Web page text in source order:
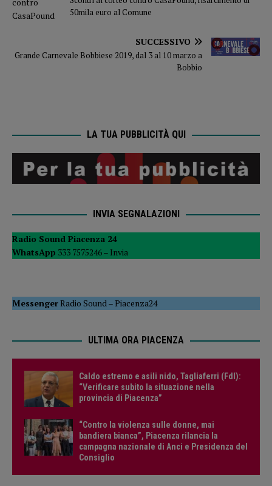
50mila euro al Comune
SUCCESSIVO
Grande Carnevale Bobbiese 2019, dal 3 al 10 marzo a
Bobbio
LA TUA PUBBLICITÀ QUI
INVIA SEGNALAZIONI
Radio Sound Piacenza 24
WhatsApp 333 7575246 – Invia
MessengerRadio Sound –Piacenza24
ULTIMA ORA PIACENZA
Caldo estremo e asili nido, Tagliaferri (FdI):
“Verificare subito la situazione nella
provincia di Piacenza”
“Contro la violenza sulle donne, mai
bandiera bianca”, Piacenza rilancia la
campagna nazionale di Anci e Presidenza del
Consiglio